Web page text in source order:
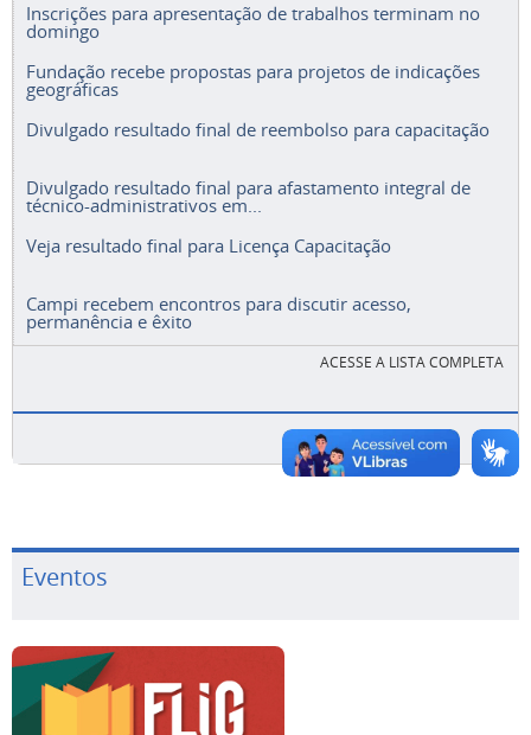
Inscrições para apresentação de trabalhos terminam no
domingo
Fundação recebe propostas para projetos de indicações
geográficas
Divulgado resultado final de reembolso para capacitação
Divulgado resultado final para afastamento integral de
técnico-administrativos em...
Veja resultado final para Licença Capacitação
Campi recebem encontros para discutir acesso,
permanência e êxito
ACESSE A LISTA COMPLETA
Eventos